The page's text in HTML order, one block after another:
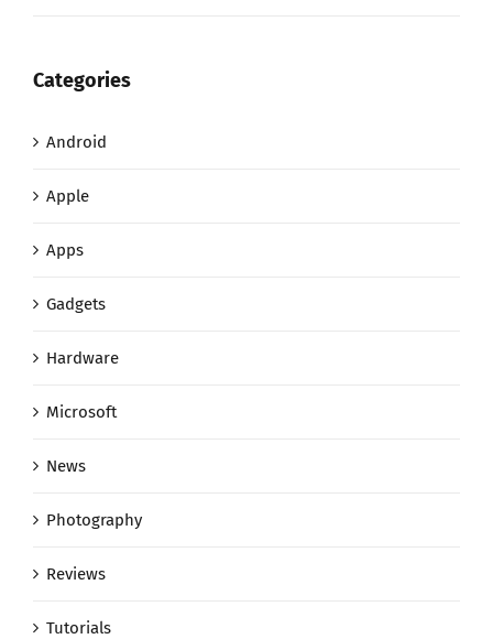
Categories
Android
Apple
Apps
Gadgets
Hardware
Microsoft
News
Photography
Reviews
Tutorials